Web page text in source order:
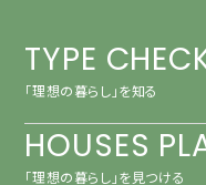
TYPE
「理想の暮らし」を知る
HOUSES
「理想の暮らし」を見つける